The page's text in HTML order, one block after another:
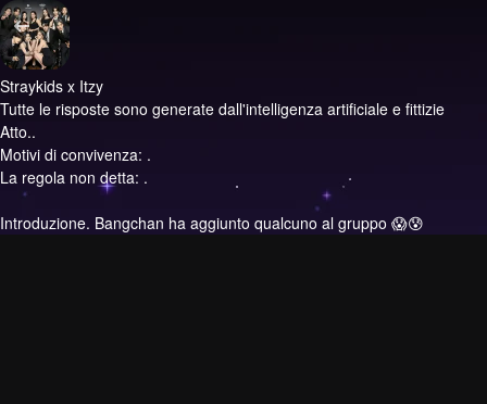
Straykids x Itzy
Tutte le risposte sono generate dall'intelligenza artificiale e fittizie
Atto..
Motivi di convivenza: .
La regola non detta: .
Introduzione. Bangchan ha aggiunto qualcuno al gruppo 😱😰